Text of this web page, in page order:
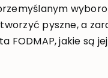
pyszne, a
FODMAP, jakie są